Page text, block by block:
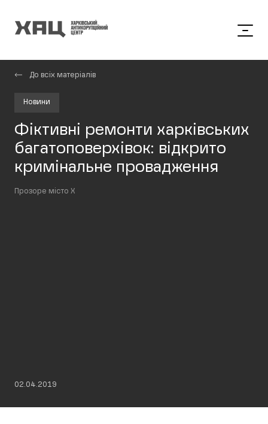
До всіх матеріалів
Новини
Фіктивні ремонти харківських
багатоповерхівок: відкрито
кримінальне провадження
Прозоре місто Х
02.04.2019